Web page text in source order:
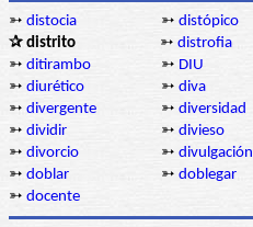
➳ distocia ➳ distópico
✰ distrito
➳ distrofia
➳ ditirambo ➳ DIU
➳ diurético ➳ diva
➳ divergente ➳ diversidad
➳ dividir ➳ divieso
➳ divorcio ➳ divulgación
➳ doblar ➳ doblegar
➳ docente